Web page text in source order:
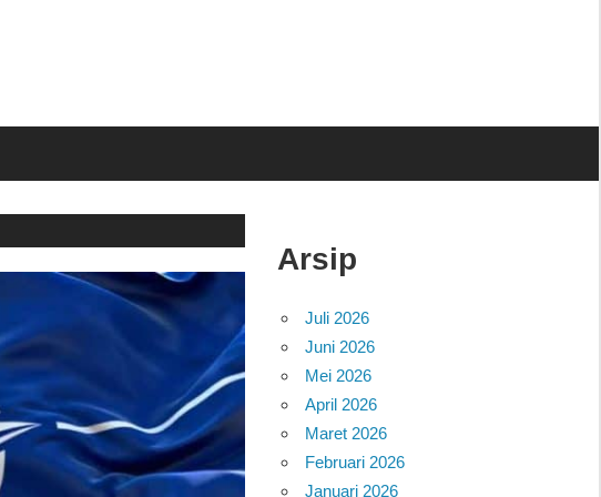
Arsip
Juli 2026
Juni 2026
Mei 2026
April 2026
Maret 2026
Februari 2026
Januari 2026